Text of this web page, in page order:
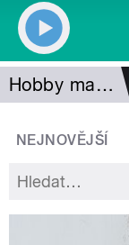
Hobby magazín
NEJNOVĚJŠÍ